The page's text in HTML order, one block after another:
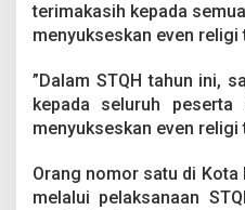
terimakasih kepada
menyukseskan even religi
”Dalam STQH tahun ini,
kepada seluruh
menyukseskan even religi
Orang nomor satu di Kota
melalui pelaksanaan